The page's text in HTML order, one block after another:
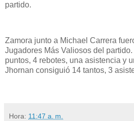
partido.
Zamora junto a Michael Carrera
Jugadores Más Valiosos del
puntos, 4 rebotes, una asistencia y
Jhornan consiguió 14 tantos, 3
Hora: 11:47 a. m.